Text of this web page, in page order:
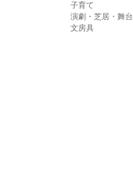
子育て
演劇・芝居・舞台
文房具